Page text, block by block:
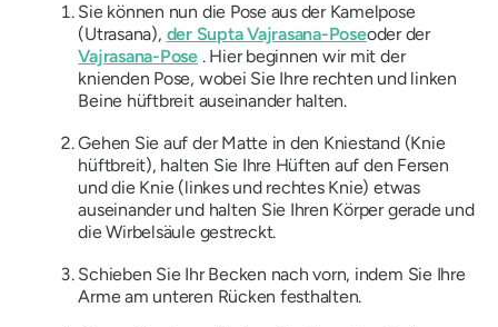
Sie können nun die Pose aus der Kamelpose
(Utrasana), der Supta Vajrasana-Poseoder der
Vajrasana-Pose . Hier beginnen wir mit der
knienden Pose, wobei Sie Ihre rechten und linken
Beine hüftbreit auseinander halten.
Gehen Sie auf der Matte in den Kniestand (Knie
hüftbreit), halten Sie Ihre Hüften auf den Fersen
und die Knie (linkes und rechtes Knie) etwas
auseinander und halten Sie Ihren Körper gerade und
die Wirbelsäule gestreckt.
Schieben Sie Ihr Becken nach vorn, indem Sie Ihre
Arme am unteren Rücken festhalten.